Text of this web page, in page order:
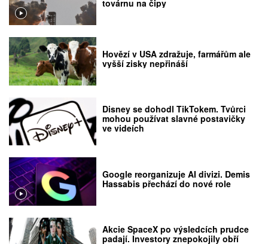
továrnu na čipy
Hovězí v USA zdražuje, farmářům ale
vyšší zisky nepřináší
Disney se dohodl TikTokem. Tvůrci
mohou používat slavné postavičky
ve videích
Google reorganizuje AI divizi. Demis
Hassabis přechází do nové role
Akcie SpaceX po výsledcích prudce
padají. Investory znepokojily obří